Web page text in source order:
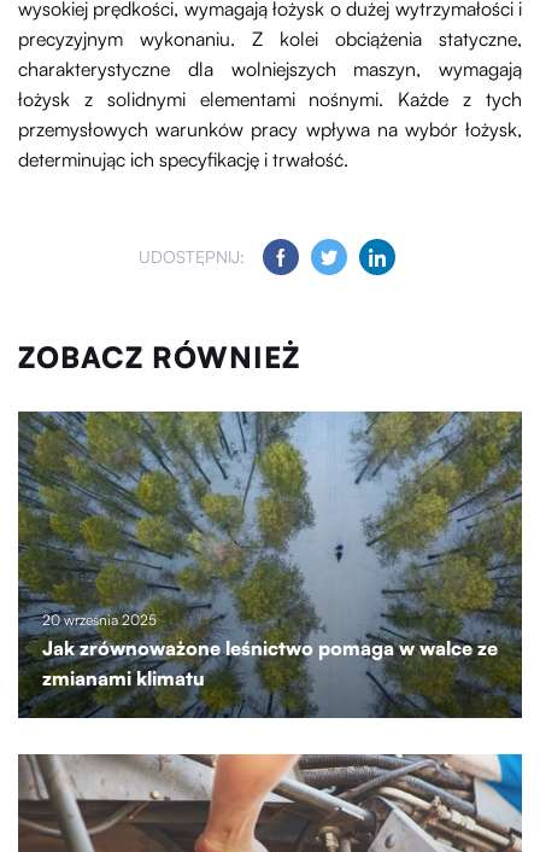
wysokiej prędkości, wymagają łożysk o dużej wytrzymałości i
precyzyjnym wykonaniu. Z kolei obciążenia statyczne,
charakterystyczne dla wolniejszych maszyn, wymagają
łożysk z solidnymi elementami nośnymi. Każde z tych
przemysłowych warunków pracy wpływa na wybór łożysk,
determinując ich specyfikację i trwałość.
UDOSTĘPNIJ:
ZOBACZ RÓWNIEŻ
20 września 2025
Jak zrównoważone leśnictwo pomaga w walce ze
zmianami klimatu